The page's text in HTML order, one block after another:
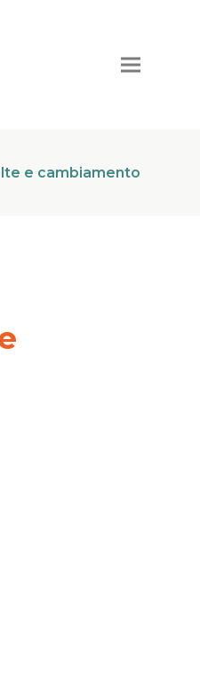
e cambiamento